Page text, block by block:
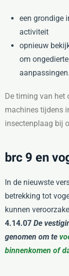
een grondige
activiteit
opnieuw
om
aanpassingen.
De timing van het
machines tijdens
insectenplaag bij
brc 9 en
In de nieuwste
betrekking tot
kunnen
4.14.07 De
genomen om te
binnenkomen of